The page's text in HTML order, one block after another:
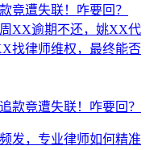
竟遭失联！咋要回？
XX逾期不还，姚XX代
找律师维权，最终能否
发，专业律师如何精准